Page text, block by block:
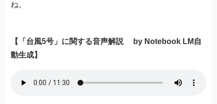
ね。
【「台風5号」に関する音声解説 by Notebook LM自
動生成】